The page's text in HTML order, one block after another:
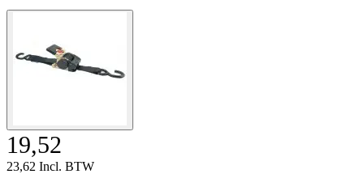
19,52
23,62 Incl. BTW